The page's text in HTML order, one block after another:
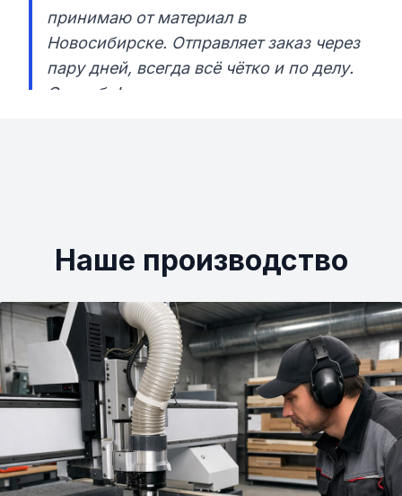
принимаю от материал в
Новосибирске. Отправляет заказ через
пару дней, всегда всё чётко и по делу.
Спасибо!»
Наше производство